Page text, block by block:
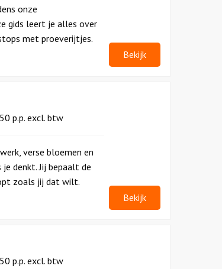
onze
gids leert je alles over
met proeverijtjes.
Bekijk
p.p. excl. btw
verse bloemen en
denkt. Jij bepaalt de
zoals jij dat wilt.
Bekijk
p.p. excl. btw